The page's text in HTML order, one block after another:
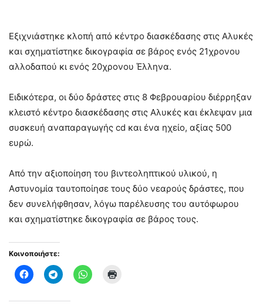
Εξιχνιάστηκε κλοπή από κέντρο διασκέδασης στις Αλυκές
και σχηματίστηκε δικογραφία σε βάρος ενός 21χρονου
αλλοδαπού κι ενός 20χρονου Έλληνα.
Ειδικότερα, οι δύο δράστες στις 8 Φεβρουαρίου διέρρηξαν
κλειστό κέντρο διασκέδασης στις Αλυκές και έκλεψαν μια
συσκευή αναπαραγωγής cd και ένα ηχείο, αξίας 500
ευρώ.
Από την αξιοποίηση του βιντεοληπτικού υλικού, η
Αστυνομία ταυτοποίησε τους δύο νεαρούς δράστες, που
δεν συνελήφθησαν, λόγω παρέλευσης του αυτόφωρου
και σχηματίστηκε δικογραφία σε βάρος τους.
Κοινοποιήστε: